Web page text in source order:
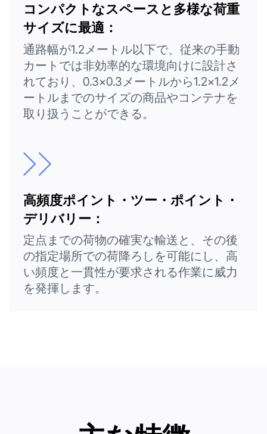
コンパクトなスペースと多様な荷重
サイズに最適：
通路幅が1.2メートル以下で、従来の手動
カートでは非効率的な環境向けに設計さ
れており、0.3×0.3メートルから1.2×1.2メ
ートルまでのサイズの商品やコンテナを
取り扱うことができる。
高頻度ポイント・ツー・ポイント・
デリバリー：
定点までの荷物の確実な輸送と、その後
の指定場所での荷降ろしを可能にし、高
い頻度と一貫性が要求される作業に威力
を発揮します。